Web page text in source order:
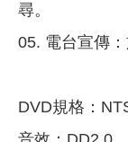
尋。
05. 電台宣傳
DVD規格：